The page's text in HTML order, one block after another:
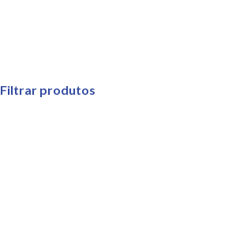
Filtrar produtos